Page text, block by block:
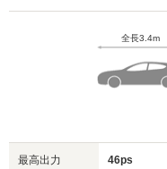
全長3.4m
最高出力 46ps